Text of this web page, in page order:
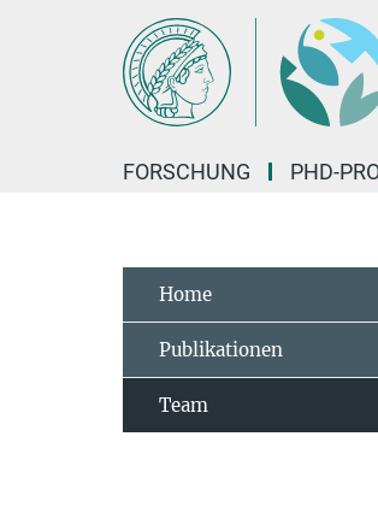
FORSCHUNG PHD-
Home
Publikationen
Team